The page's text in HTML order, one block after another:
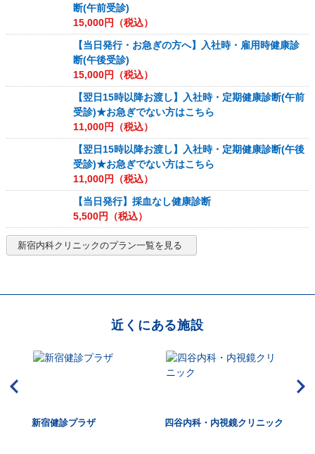
断(午前受診)
15,000円（税込）
【当日発行・お急ぎの方へ】入社時・雇用時健康診
断(午後受診)
15,000円（税込）
【翌日15時以降お渡し】入社時・定期健康診断(午前
受診)★お急ぎでない方はこちら
11,000円（税込）
【翌日15時以降お渡し】入社時・定期健康診断(午後
受診)★お急ぎでない方はこちら
11,000円（税込）
【当日発行】採血なし健康診断
5,500円（税込）
新宿内科クリニックのプラン一覧を見る
近くにある施設
新宿健診プラザ 四谷内科・内視鏡クリニック